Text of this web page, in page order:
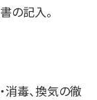
の記入。
消毒、換気の徹